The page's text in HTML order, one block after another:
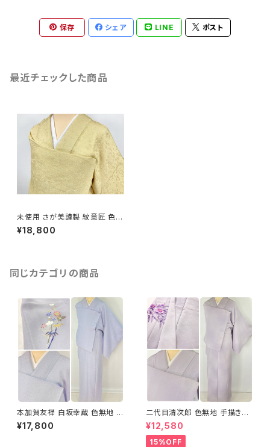
保存 シェア LINE ポスト
最近チェックした商品
未使用 さが美謹製 紋意匠 色無
地 正絹 一つ紋 淡黄蘗 黄色 74
9
¥18,800
同じカテゴリの商品
本加賀友禅 白坂幸蔵 色無地 袷
正絹 一つ紋 紫 青紫 淡藤色 12
83
¥17,800
二代目清次郎 色無地 手描き友
禅 椿 袷 正絹 一つ紋 紫 淡藤色
1257
¥12,580
15%OFF